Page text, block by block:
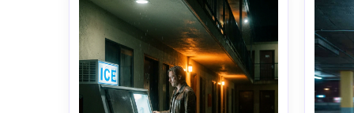
A7IV 35mm f/1.8, nível dos olhos,
perspectiva grande angular,
composição centrada, névoa suave,
grão de filme semelhante a VHS,
textura fotorealista de pele e
tecido, humor cinematográfico do
espaço liminal, alta resolução-AR 4:5